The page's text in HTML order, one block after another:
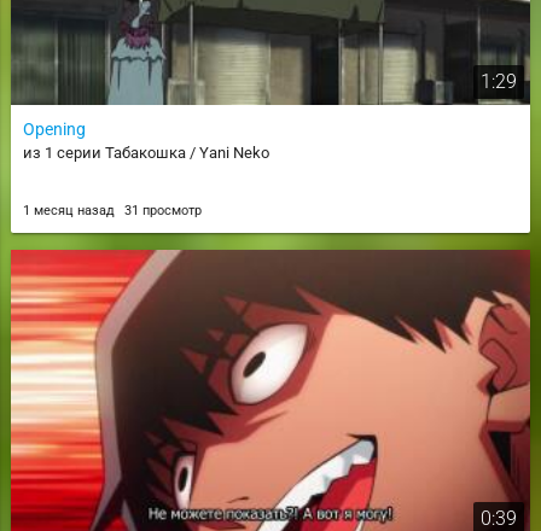
1:29
Opening
из 1 серии Табакошка / Yani Neko
1 месяц назад 31 просмотр
0:39